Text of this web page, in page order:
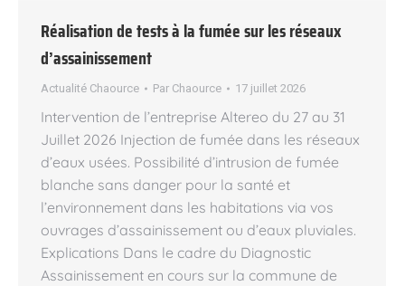
Réalisation de tests à la fumée sur les réseaux
d’assainissement
Actualité Chaource Par Chaource 17 juillet 2026
Intervention de l’entreprise Altereo du 27 au 31
Juillet 2026 Injection de fumée dans les réseaux
d’eaux usées. Possibilité d’intrusion de fumée
blanche sans danger pour la santé et
l’environnement dans les habitations via vos
ouvrages d’assainissement ou d’eaux pluviales.
Explications Dans le cadre du Diagnostic
Assainissement en cours sur la commune de